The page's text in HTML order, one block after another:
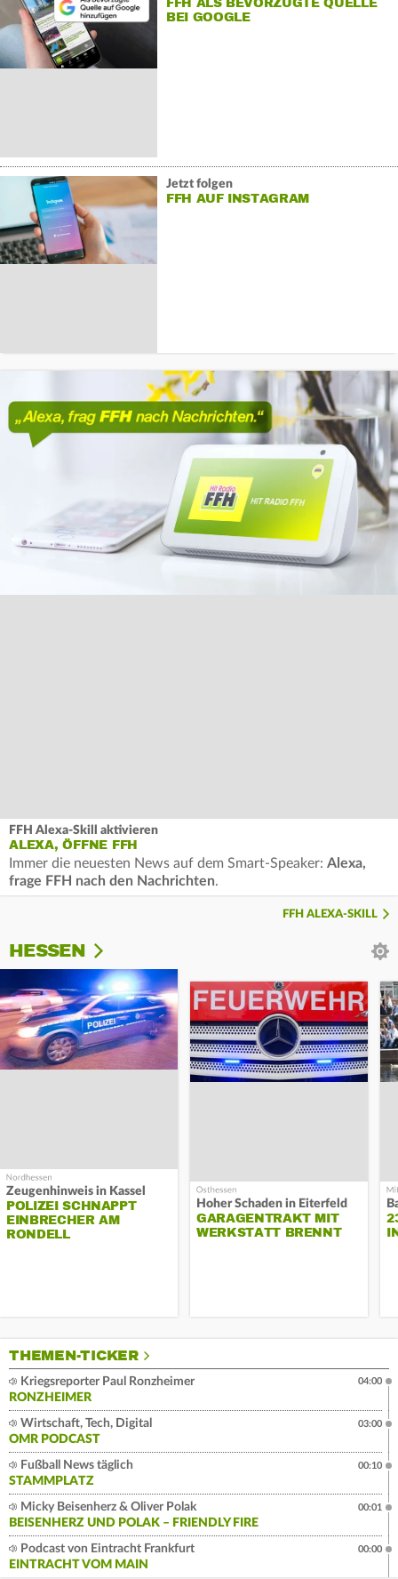
FFH ALS BEVORZUGTE QUELLE
BEI GOOGLE
Jetzt folgen
FFH AUF INSTAGRAM
FFH Alexa-Skill aktivieren
ALEXA, ÖFFNE FFH
Immer die neuesten News auf dem Smart-Speaker: Alexa,
frage FFH nach den Nachrichten.
FFH ALEXA-SKILL
HESSEN
Zeugenhinweis in Kassel
POLIZEI SCHNAPPT
EINBRECHER AM
RONDELL
Hoher Schaden in Eiterfeld
GARAGENTRAKT MIT
WERKSTATT BRENNT
THEMEN-TICKER
Kriegsreporter Paul Ronzheimer
RONZHEIMER
04:00
Wirtschaft, Tech, Digital
OMR PODCAST
03:00
Fußball News täglich
STAMMPLATZ
00:10
Micky Beisenherz & Oliver Polak
BEISENHERZ UND POLAK – FRIENDLY FIRE
00:01
Podcast von Eintracht Frankfurt
EINTRACHT VOM MAIN
00:00